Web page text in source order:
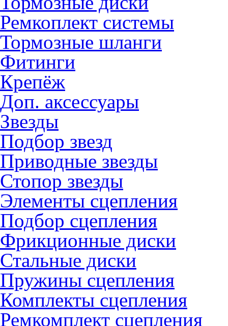
Ремкоплект системы
Тормозные шланги
Фитинги
Крепёж
Доп. аксессуары
Звезды
Подбор звезд
Приводные звезды
Стопор звезды
Элементы сцепления
Подбор сцепления
Фрикционные диски
Стальные диски
Пружины сцепления
Комплекты сцепления
Ремкомплект сцепления